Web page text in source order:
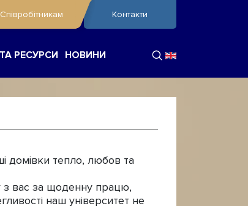
Співробітникам Контакти
РЕСУРСИ НОВИНИ
домівки тепло, любов та
з вас за щоденну працю,
наш університет не